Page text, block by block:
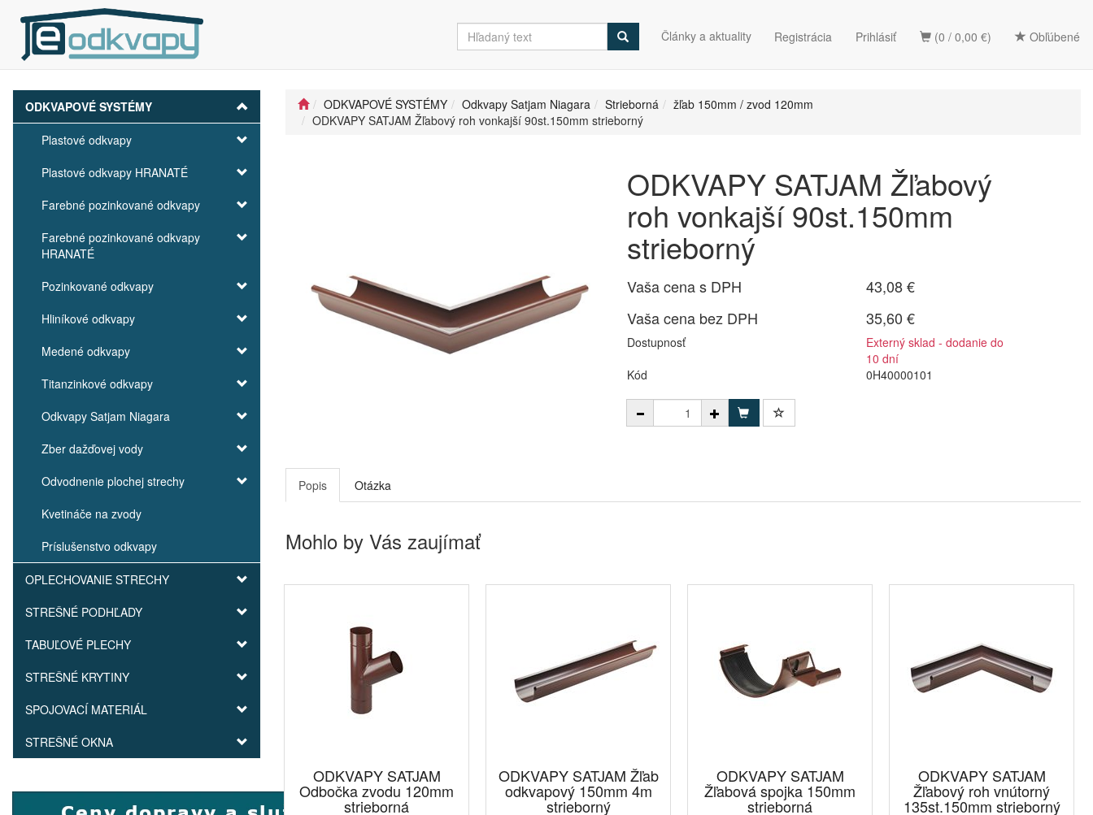
(0 / 0,00 €) Obľúbené
Články a aktuality Registrácia Prihlásiť
ODKVAPOVÉ SYSTÉMY
Plastové odkvapy
Plastové odkvapy HRANATÉ
Farebné pozinkované odkvapy
Farebné pozinkované odkvapy
HRANATÉ
Pozinkované odkvapy
Hliníkové odkvapy
Medené odkvapy
Titanzinkové odkvapy
Odkvapy Satjam Niagara
Zber dažďovej vody
Odvodnenie plochej strechy
Kvetináče na zvody
Príslušenstvo odkvapy
OPLECHOVANIE STRECHY
STREŠNÉ PODHĽADY
TABUĽOVÉ PLECHY
STREŠNÉ KRYTINY
SPOJOVACÍ MATERIÁL
STREŠNÉ OKNA
ODKVAPOVÉ SYSTÉMY Odkvapy Satjam Niagara Strieborná
žľab 150mm / zvod 120mm
ODKVAPY SATJAM Žľabový roh vonkajší 90st.150mm strieborný
ODKVAPY SATJAM Žľabový
roh vonkajší 90st.150mm
strieborný
Vaša cena s DPH
43,08 €
Vaša cena bez DPH
35,60 €
Dostupnosť
Externý sklad - dodanie do
10 dní
Kód
0H40000101
Popis Otázka
Mohlo by Vás zaujímať
ODKVAPY SATJAM
Odbočka zvodu 120mm
strieborná
ODKVAPY SATJAM Žľab
odkvapový 150mm 4m
strieborný
ODKVAPY SATJAM
Žľabová spojka 150mm
strieborná
ODKVAPY SATJAM
Žľabový roh vnútorný
135st.150mm strieborný